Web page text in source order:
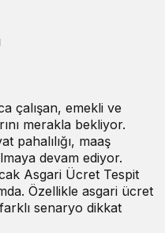
çalışan, emekli ve
merakla bekliyor.
pahalılığı, maaş
devam ediyor.
Asgari Ücret Tespit
Özellikle asgari ücret
senaryo dikkat